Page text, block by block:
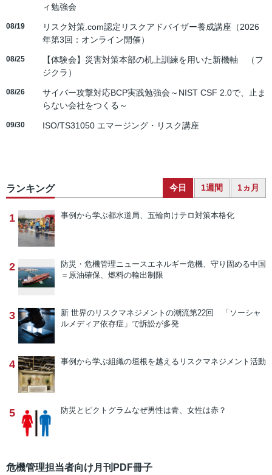
ィ勉強会
08/19
リスク対策.com認定リスクアドバイザー養成講座（2026
年第3回：オンライン開催）
08/25
【体験会】災害対策本部の机上訓練を用いた新機軸 （フ
ジクラ）
08/26
サイバー攻撃対応BCP実践勉強会～NIST CSF 2.0で、止ま
らない会社をつくる～
09/30 ISO/TS31050 エマージング・リスク講座
ランキング 今日 1週間 1ヵ月
1 事例から学ぶ都水道局、五輪向けテロ対策本格化
2 防災・危機管理ニュースエネルギー危機、守り固める中国
＝原油確保、燃料の輸出制限
3 新 世界のリスクマネジメントの潮流第22回 「ソーシャ
ルメディア依存症」で訴訟が多発
4 事例から学ぶ組織の垣根を越えるリスクマネジメント活動
5 防災とピクトグラムなぜ男性は青、女性は赤？
危機管理担当者向け月刊PDF冊子